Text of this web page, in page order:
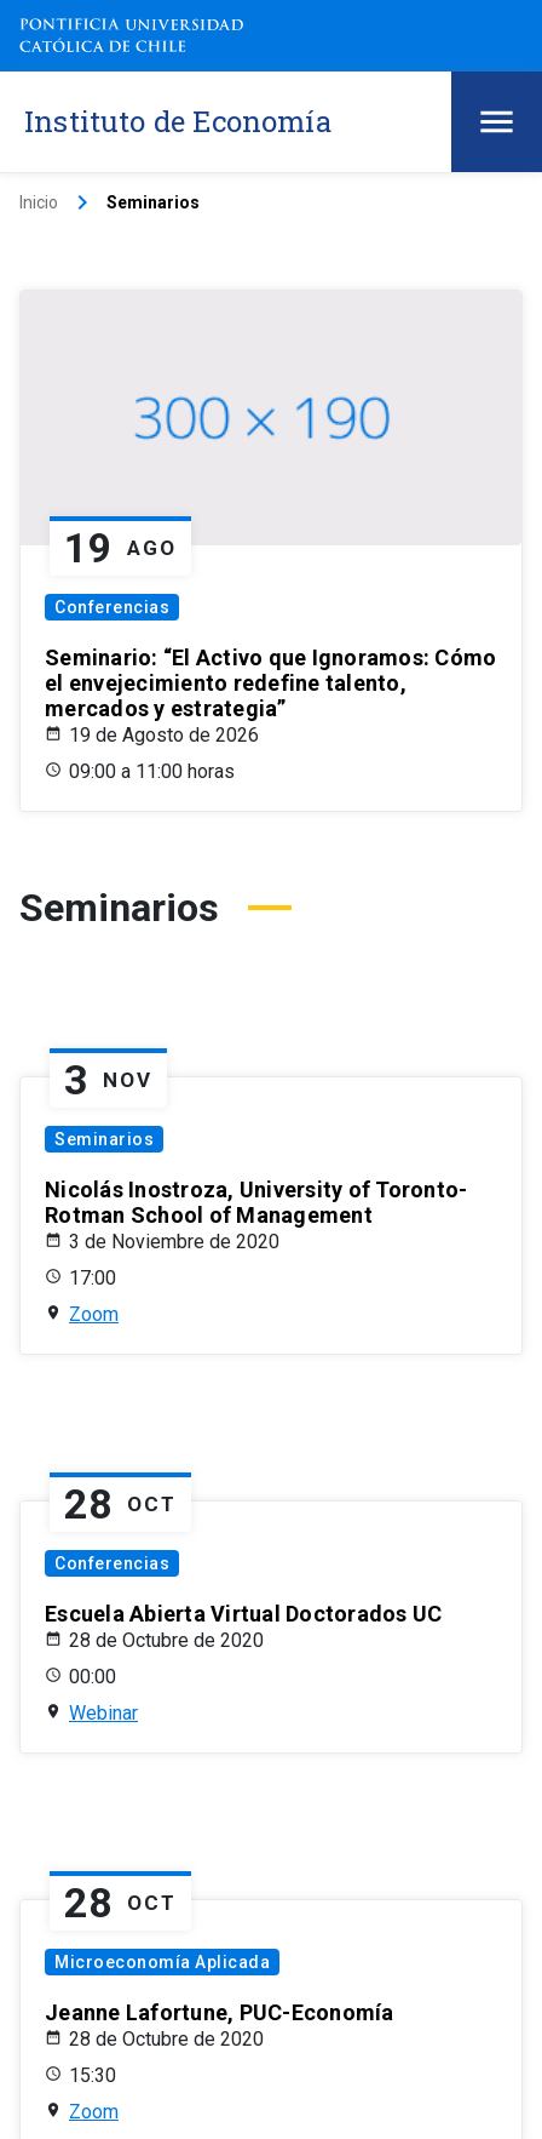
Instituto de Economía
Inicio keyboard_arrow_right Seminarios
19 AGO
Conferencias
Seminario: “El Activo que Ignoramos: Cómo
el envejecimiento redefine talento,
mercados y estrategia”
19 de Agosto de 2026
09:00 a 11:00 horas
Seminarios
3 NOV
Seminarios
Nicolás Inostroza, University of Toronto-
Rotman School of Management
3 de Noviembre de 2020
17:00
Zoom
28 OCT
Conferencias
Escuela Abierta Virtual Doctorados UC
28 de Octubre de 2020
00:00
Webinar
28 OCT
Microeconomía Aplicada
Jeanne Lafortune, PUC-Economía
28 de Octubre de 2020
15:30
Zoom